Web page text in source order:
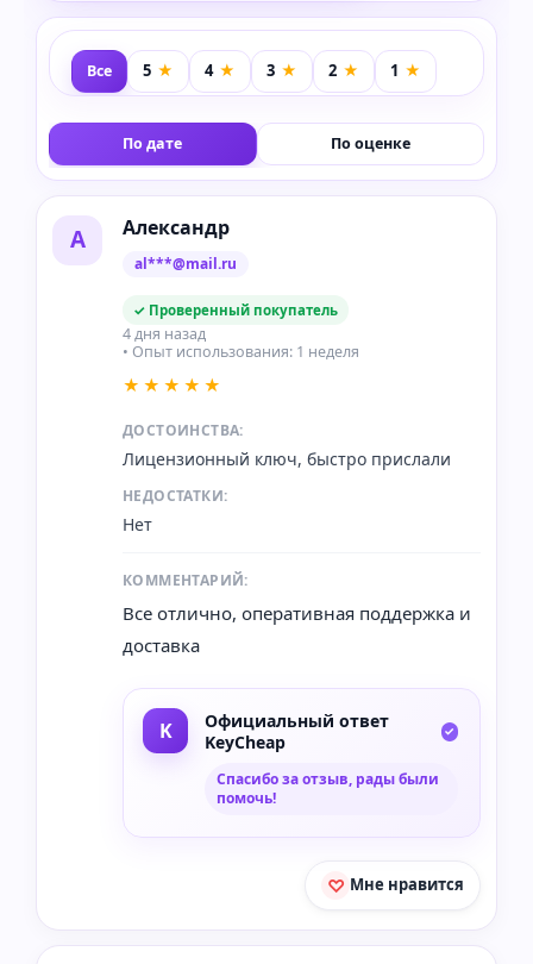
Все
По дате По оценке
А Александр
al***@mail.ru
✓ Проверенный покупатель
4 дня назад
• Опыт использования: 1 неделя
★★★★★
ДОСТОИНСТВА:
Лицензионный ключ, быстро прислали
НЕДОСТАТКИ:
Нет
КОММЕНТАРИЙ:
Все отлично, оперативная поддержка и
доставка
Официальный ответ
KeyCheap
Спасибо за отзыв, рады были
помочь!
Мне нравится